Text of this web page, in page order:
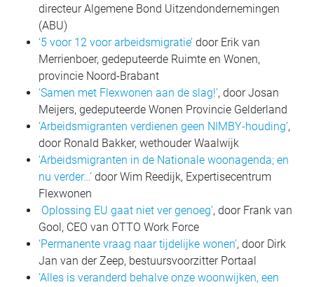
directeur Algemene Bond Uitzendondernemingen
(ABU)
‘5 voor 12 voor arbeidsmigratie’ door Erik van
Merrienboer, gedeputeerde Ruimte en Wonen,
provincie Noord-Brabant
‘Samen met Flexwonen aan de slag!’, door Josan
Meijers, gedeputeerde Wonen Provincie Gelderland
‘Arbeidsmigranten verdienen geen NIMBY-houding’,
door Ronald Bakker, wethouder Waalwijk
‘Arbeidsmigranten in de Nationale woonagenda; en
nu verder…’ door Wim Reedijk, Expertisecentrum
Flexwonen
Oplossing EU gaat niet ver genoeg’, door Frank van
Gool, CEO van OTTO Work Force
‘Permanente vraag naar tijdelijke wonen’, door Dirk
Jan van der Zeep, bestuursvoorzitter Portaal
‘Alles is veranderd behalve onze woonwijken, een